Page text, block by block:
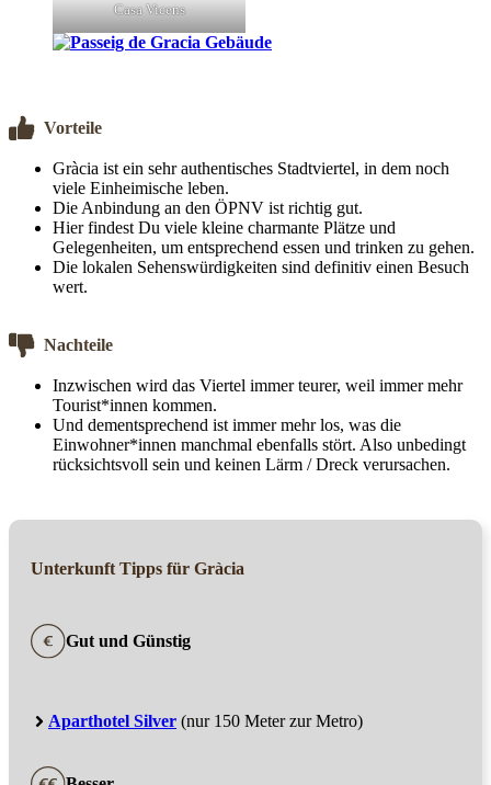
Casa Vicens
Vorteile
Gràcia ist ein sehr authentisches Stadtviertel, in dem noch
viele Einheimische leben.
Die Anbindung an den ÖPNV ist richtig gut.
Hier findest Du viele kleine charmante Plätze und
Gelegenheiten, um entsprechend essen und trinken zu gehen.
Die lokalen Sehenswürdigkeiten sind definitiv einen Besuch
wert.
Nachteile
Inzwischen wird das Viertel immer teurer, weil immer mehr
Tourist*innen kommen.
Und dementsprechend ist immer mehr los, was die
Einwohner*innen manchmal ebenfalls stört. Also unbedingt
rücksichtsvoll sein und keinen Lärm / Dreck verursachen.
Unterkunft Tipps für Gràcia
Gut und Günstig
Aparthotel Silver (nur 150 Meter zur Metro)